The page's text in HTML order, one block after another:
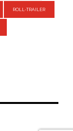
ROLL-TRAILER